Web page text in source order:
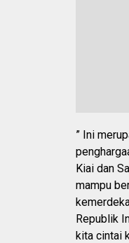
” Ini
Kiai dan
mampu
Republik
kita cintai